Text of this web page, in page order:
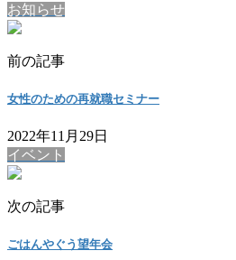
お知らせ
前の記事
女性のための再就職セミナー
2022年11月29日
イベント
次の記事
ごはんやぐう望年会